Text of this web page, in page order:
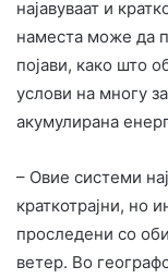
најавуваат и
наместа може да
појави, како што
услови на многу
акумулирана
– Овие системи
краткотрајни, но
проследени со
ветер. Во